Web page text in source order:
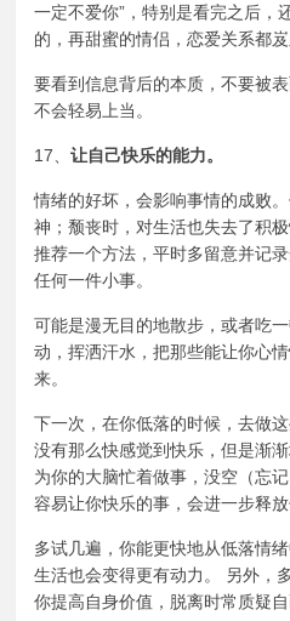
一定不爱你”，特别是看完之后，
的，再甜蜜的情侣，恋爱关系都岌
要看到信息背后的本质，不要被
不会轻易上当。
17、让自己快乐的能力。
情绪的好坏，会影响事情的成败
神；颓丧时，对生活也失去了积
推荐一个方法，平时多留意并记
任何一件小事。
可能是漫无目的地散步，或者吃
动，挥洒汗水，把那些能让你心
来。
下一次，在你低落的时候，去做
没有那么快感觉到快乐，但是渐
为你的大脑忙着做事，没空（忘
容易让你快乐的事，会进一步释
多试几遍，你能更快地从低落情
生活也会变得更有动力。 另外，
你提高自身价值，脱离时常质疑自